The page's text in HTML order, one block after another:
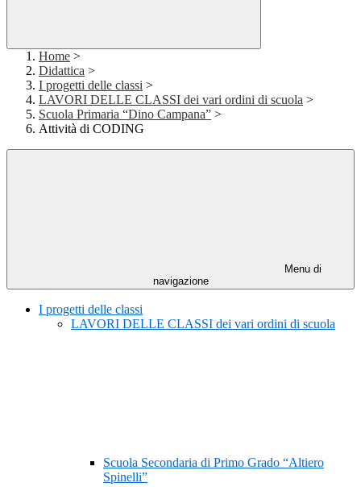
Home >
Didattica >
I progetti delle classi >
LAVORI DELLE CLASSI dei vari ordini di scuola >
Scuola Primaria “Dino Campana” >
Attività di CODING
Menu di
navigazione
I progetti delle classi
LAVORI DELLE CLASSI dei vari ordini di scuola
Scuola Secondaria di Primo Grado “Altiero
Spinelli”